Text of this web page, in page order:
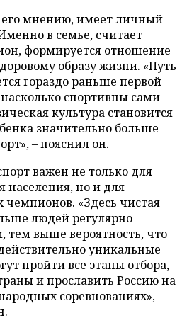
его мнению, имеет личный
в семье, считает
формируется отношение
образу жизни. «Путь
гораздо раньше первой
спортивны сами
культура становится
значительно больше
– пояснил он.
важен не только для
населения, но и для
«Здесь чистая
людей регулярно
тем выше вероятность, что
уникальные
пройти все этапы отбора,
и прославить Россию на
соревнованиях», –